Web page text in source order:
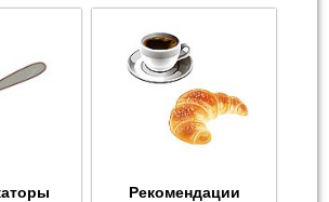
Рекомендации